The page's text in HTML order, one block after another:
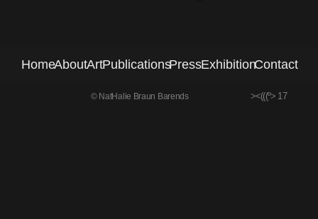
HomeAboutArtPublicationsPressExhibitionContact
© NatHalie Braun Barends ><(((º> 17